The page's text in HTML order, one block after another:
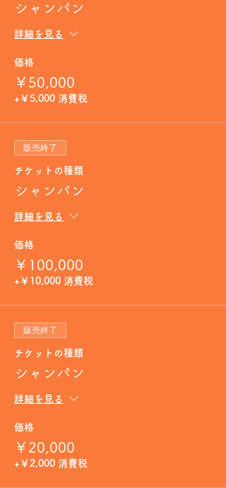
シャンパン
詳細を見る
価格
￥50,000
+￥5,000 消費税
販売終了
チケットの種類
シャンパン
詳細を見る
価格
￥100,000
+￥10,000 消費税
販売終了
チケットの種類
シャンパン
詳細を見る
価格
￥20,000
+￥2,000 消費税